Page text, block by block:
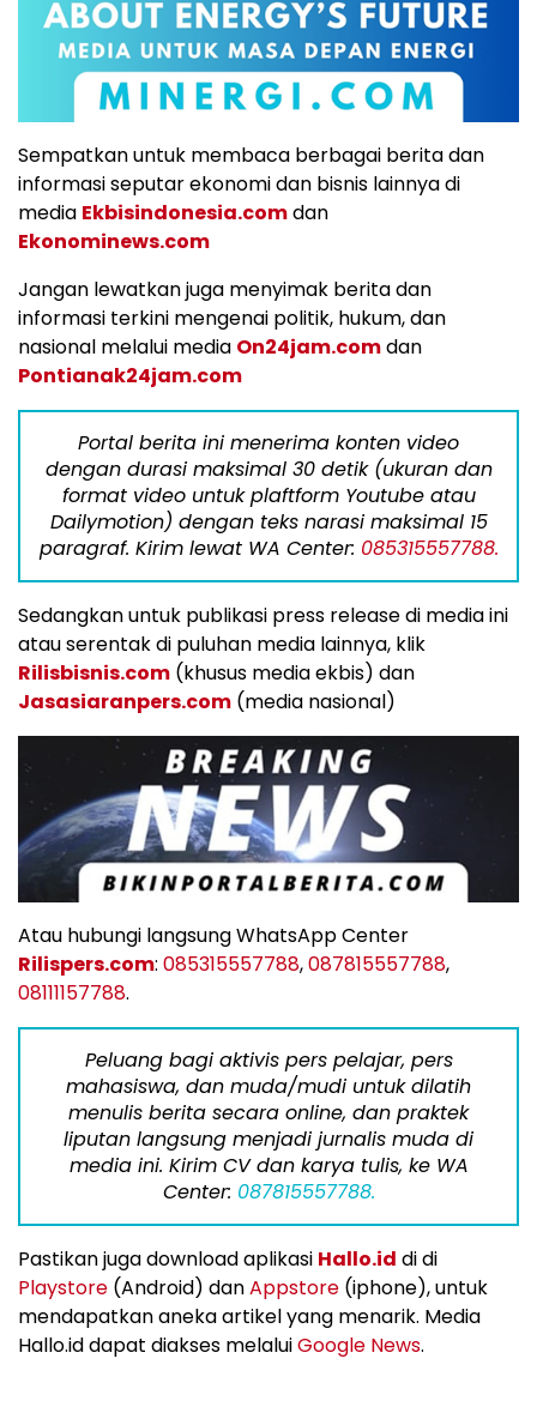
Sempatkan untuk membaca berbagai berita dan
informasi seputar ekonomi dan bisnis lainnya di
media Ekbisindonesia.comdan
Ekonominews.com
Jangan lewatkan juga menyimak berita dan
informasi terkini mengenai politik, hukum, dan
nasional melalui media On24jam.comdan
Pontianak24jam.com
Portal berita ini menerima konten video
dengan durasi maksimal 30 detik (ukuran dan
format video untuk plaftform Youtube atau
Dailymotion) dengan teks narasi maksimal 15
paragraf. Kirim lewat WA Center: 085315557788.
Sedangkan untuk publikasi press release di media ini
atau serentak di puluhan media lainnya, klik
Rilisbisnis.com (khusus media ekbis) dan
Jasasiaranpers.com (media nasional)
Atau hubungi langsung WhatsApp Center
Rilispers.com: 085315557788,087815557788,
08111157788.
Peluang bagi aktivis pers pelajar, pers
mahasiswa, dan muda/mudi untuk dilatih
menulis berita secara online, dan praktek
liputan langsung menjadi jurnalis muda di
media ini. Kirim CV dan karya tulis, ke WA
Center: 087815557788.
Pastikan juga download aplikasi Hallo.id di di
Playstore (Android) danAppstore (iphone), untuk
mendapatkan aneka artikel yang menarik. Media
Hallo.id dapat diakses melaluiGoogle News.